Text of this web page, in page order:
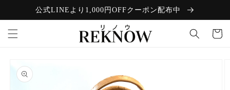
コンテン公式LINEより1,000円OFFクーポン配布中
カ
ー
にスキッ
プ